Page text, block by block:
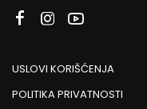
USLOVI KORIŠĆENJA
POLITIKA PRIVATNOSTI